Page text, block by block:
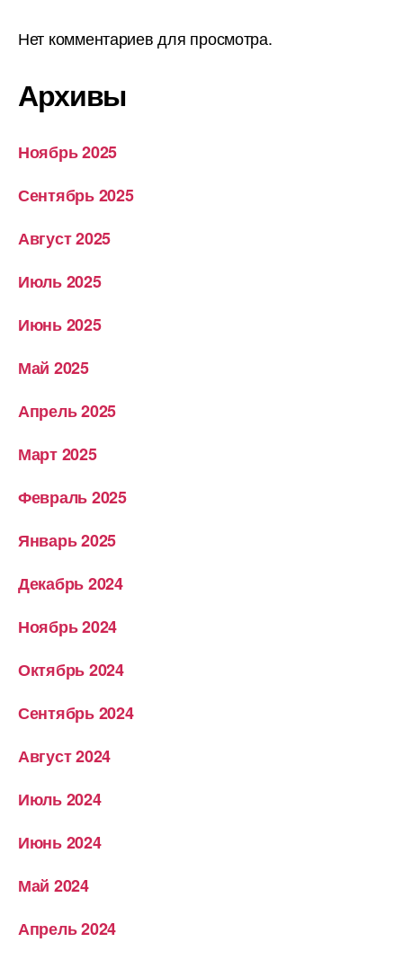
Нет комментариев для просмотра.
Архивы
Ноябрь 2025
Сентябрь 2025
Август 2025
Июль 2025
Июнь 2025
Май 2025
Апрель 2025
Март 2025
Февраль 2025
Январь 2025
Декабрь 2024
Ноябрь 2024
Октябрь 2024
Сентябрь 2024
Август 2024
Июль 2024
Июнь 2024
Май 2024
Апрель 2024